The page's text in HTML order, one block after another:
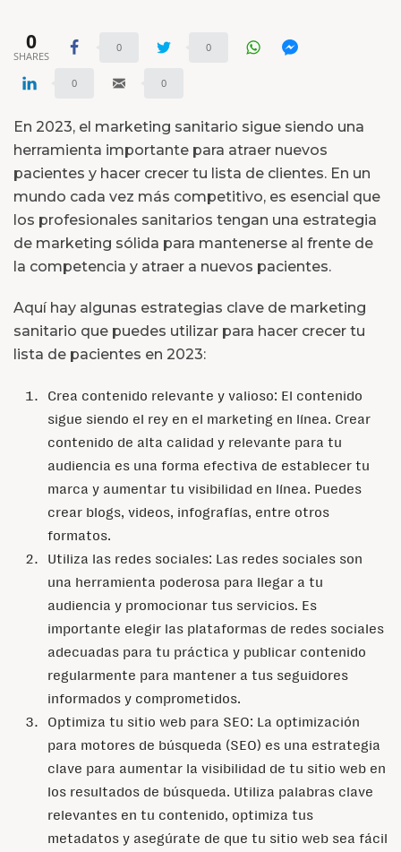
0
SHARES
0 0
0 0
En 2023, el marketing sanitario sigue siendo una
herramienta importante para atraer nuevos
pacientes y hacer crecer tu lista de clientes. En un
mundo cada vez más competitivo, es esencial que
los profesionales sanitarios tengan una estrategia
de marketing sólida para mantenerse al frente de
la competencia y atraer a nuevos pacientes.
Aquí hay algunas estrategias clave de marketing
sanitario que puedes utilizar para hacer crecer tu
lista de pacientes en 2023:
Crea contenido relevante y valioso: El contenido
sigue siendo el rey en el marketing en línea. Crear
contenido de alta calidad y relevante para tu
audiencia es una forma efectiva de establecer tu
marca y aumentar tu visibilidad en línea. Puedes
crear blogs, videos, infografías, entre otros
formatos.
Utiliza las redes sociales: Las redes sociales son
una herramienta poderosa para llegar a tu
audiencia y promocionar tus servicios. Es
importante elegir las plataformas de redes sociales
adecuadas para tu práctica y publicar contenido
regularmente para mantener a tus seguidores
informados y comprometidos.
Optimiza tu sitio web para SEO: La optimización
para motores de búsqueda (SEO) es una estrategia
clave para aumentar la visibilidad de tu sitio web en
los resultados de búsqueda. Utiliza palabras clave
relevantes en tu contenido, optimiza tus
metadatos y asegúrate de que tu sitio web sea fácil